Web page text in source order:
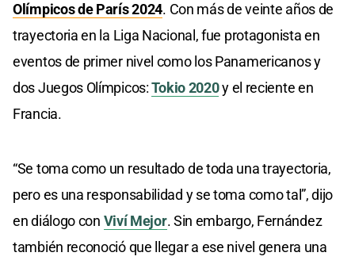
Olímpicos de París 2024. Con más de veinte años de
trayectoria en la Liga Nacional, fue protagonista en
eventos de primer nivel como los Panamericanos y
dos Juegos Olímpicos:Tokio 2020y el reciente en
Francia.
“Se toma como un resultado de toda una trayectoria,
pero es una responsabilidad y se toma como tal”, dijo
en diálogo con Viví Mejor. Sin embargo, Fernández
también reconoció que llegar a ese nivel genera una